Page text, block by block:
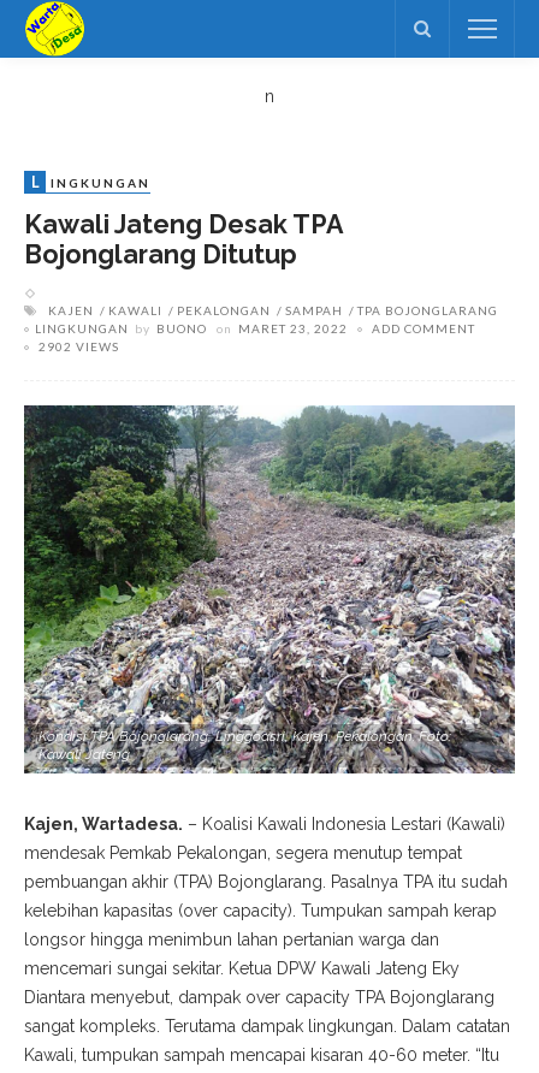
n
L INGKUNGAN
Kawali Jateng Desak TPA
Bojonglarang Ditutup
KAJEN KAWALI PEKALONGAN SAMPAH
TPA BOJONGLARANG
LINGKUNGAN
by BUONO on MARET 23, 2022
ADD COMMENT
2902 VIEWS
Kondisi TPA Bojonglarang, Linggoasri, Kajen, Pekalongan. Foto:
Kawali Jateng
Kajen, Wartadesa. – Koalisi Kawali Indonesia Lestari (Kawali)
mendesak Pemkab Pekalongan, segera menutup tempat
pembuangan akhir (TPA) Bojonglarang. Pasalnya TPA itu sudah
kelebihan kapasitas (over capacity). Tumpukan sampah kerap
longsor hingga menimbun lahan pertanian warga dan
mencemari sungai sekitar. Ketua DPW Kawali Jateng Eky
Diantara menyebut, dampak over capacity TPA Bojonglarang
sangat kompleks. Terutama dampak lingkungan. Dalam catatan
Kawali, tumpukan sampah mencapai kisaran 40-60 meter. “Itu